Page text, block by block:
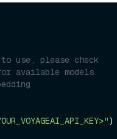
to use, please check
available models
)